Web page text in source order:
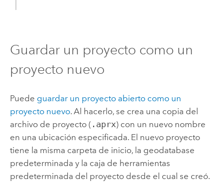
Guardar un proyecto como un
proyecto nuevo
Puede guardar un proyecto abierto como un
proyecto nuevo. Al hacerlo, se crea una copia del
archivo de proyecto ( .aprx) con un nuevo nombre
en una ubicación especificada. El nuevo proyecto
tiene la misma carpeta de inicio, la geodatabase
predeterminada y la caja de herramientas
predeterminada del proyecto desde el cual se creó.